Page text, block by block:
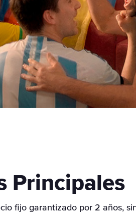
Alexa
Principales
fijo garantizado por 2 años,